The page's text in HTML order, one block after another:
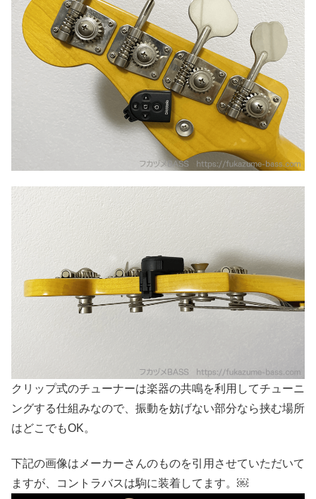
クリップ式のチューナーは楽器の共鳴を利用してチューニ
ングする仕組みなので、振動を妨げない部分なら挟む場所
はどこでもOK。
下記の画像はメーカーさんのものを引用させていただいて
ますが、コントラバスは駒に装着してます。￼